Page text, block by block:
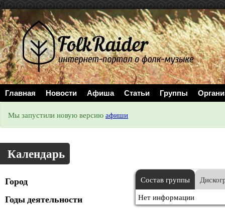
//
Главная Новости Афиша Статьи Группы
Мы запустили новую версию афиши
Календарь
Город
Годы деятельности
Состав группы
Нет информации